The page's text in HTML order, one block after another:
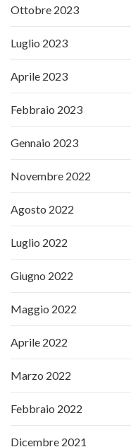
Ottobre 2023
Luglio 2023
Aprile 2023
Febbraio 2023
Gennaio 2023
Novembre 2022
Agosto 2022
Luglio 2022
Giugno 2022
Maggio 2022
Aprile 2022
Marzo 2022
Febbraio 2022
Dicembre 2021